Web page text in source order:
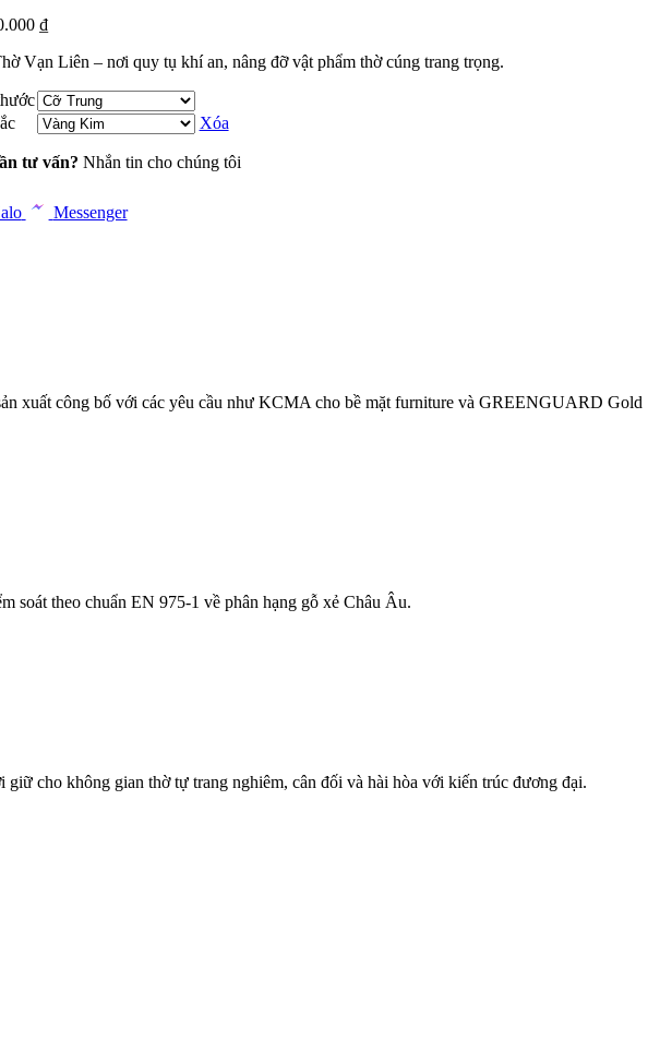
₫
Vạn Liên – nơi quy tụ khí an, nâng đỡ vật phẩm thờ cúng trang trọng.
Xóa
tư vấn? Nhắn tin cho chúng tôi
Messenger
xuất công bố với các yêu cầu như KCMA cho bề mặt furniture và GREENGUARD Gold
soát theo chuẩn EN 975-1 về phân hạng gỗ xẻ Châu Âu.
cho không gian thờ tự trang nghiêm, cân đối và hài hòa với kiến trúc đương đại.